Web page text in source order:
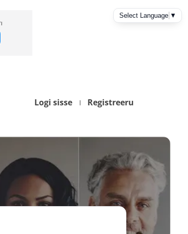
Logi sisse Registreeru